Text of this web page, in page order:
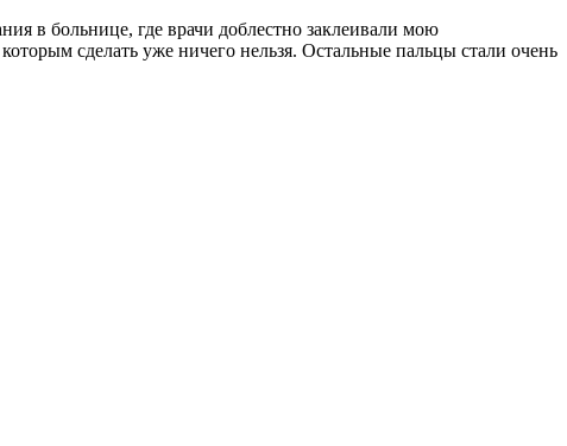
в больнице, где врачи доблестно заклеивали мою
сделать уже ничего нельзя. Остальные пальцы стали очень